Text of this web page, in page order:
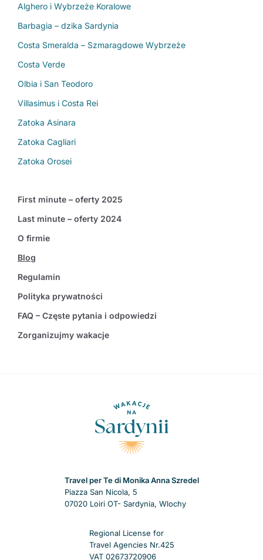
Alghero i Wybrzeże Koralowe
Barbagia – dzika Sardynia
Costa Smeralda – Szmaragdowe Wybrzeże
Costa Verde
Olbia i San Teodoro
Villasimus i Costa Rei
Zatoka Asinara
Zatoka Cagliari
Zatoka Orosei
First minute – oferty 2025
Last minute – oferty 2024
O firmie
Blog
Regulamin
Polityka prywatności
FAQ – Częste pytania i odpowiedzi
Zorganizujmy wakacje
Travel per Te di Monika Anna Szredel
Piazza San Nicola, 5
07020 Loiri OT- Sardynia, Wlochy
Regional License for
Travel Agencies Nr.425
VAT 02673720906